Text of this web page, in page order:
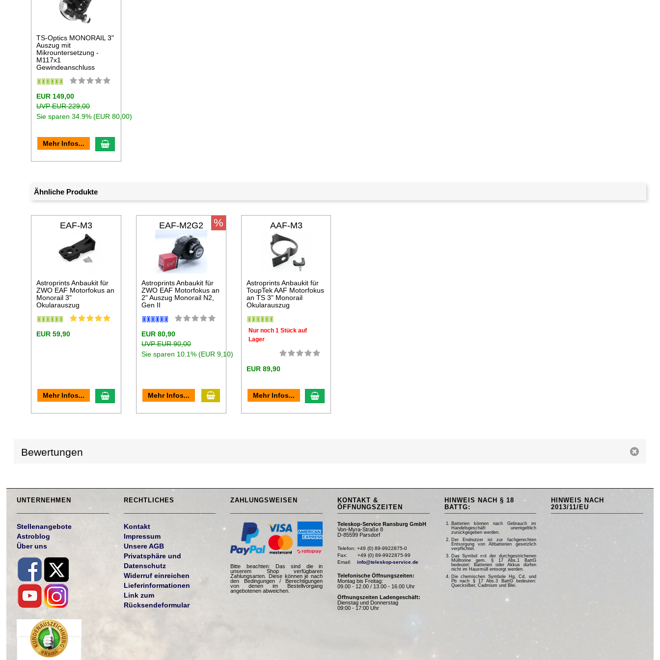
TS-Optics MONORAIL 3"
Auszug mit
Mikrountersetzung -
M117x1
Gewindeanschluss
EUR 149,00
UVP EUR 229,00
Sie sparen 34.9% (EUR 80,00)
Mehr Infos... In den Warenkorb
Ähnliche Produkte
EAF-M3
Astroprints Anbaukit für
ZWO EAF Motorfokus an
Monorail 3"
Okularauszug
EUR 59,90
Mehr Infos... In den Warenkorb
EAF-M2G2
Astroprints Anbaukit für
ZWO EAF Motorfokus an
2" Auszug Monorail N2,
Gen II
EUR 80,90
UVP EUR 90,00
Sie sparen 10.1% (EUR 9,10)
Mehr Infos... In den Warenkorb
% AAF-M3
Astroprints Anbaukit für
ToupTek AAF Motorfokus
an TS 3" Monorail
Okularauszug
Nur noch 1 Stück auf
Lager
EUR 89,90
Mehr Infos... In den Warenkorb
Bewertungen
UNTERNEHMEN
Stellenangebote
Astroblog
Über uns
RECHTLICHES
Kontakt
Impressum
Unsere AGB
Privatsphäre und
Datenschutz
Widerruf einreichen
Lieferinformationen
Link zum
Rücksendeformular
ZAHLUNGSWEISEN
Bitte beachten: Das sind die in
unserem Shop verfügbaren
Zahlungsarten. Diese können je nach
den Bedingungen / Berechtigungen
von denen im Bestellvorgang
angebotenen abweichen.
KONTAKT &
ÖFFNUNGSZEITEN
Teleskop-Service Ransburg GmbH
Von-Myra-Straße 8
D-85599 Parsdorf
Telefon: +49 (0) 89-9922875-0
Fax:       +49 (0) 89-9922875-99
Email: info@teleskop-service.de
Telefonische Öffnungszeiten:
Montag bis Freitag:
09.00 - 12.00 / 13.00 - 16.00 Uhr
Öffnungszeiten Ladengeschäft:
Dienstag und Donnerstag
09:00 - 17:00 Uhr
HINWEIS NACH § 18
BATTG:
Batterien können nach Gebrauch im
Handelsgeschäft unentgeltlich
zurückgegeben werden.
Der Endnutzer ist zur fachgerechten
Entsorgung von Altbatterien gesetzlich
verpflichtet.
Das Symbol mit der durchgestrichenen
Mülltonne gem. § 17 Abs.1 BattG
bedeutet: Batterien oder Akkus dürfen
nicht im Hausmüll entsorgt werden.
Die chemischen Symbole Hg, Cd, und
Pb nach § 17 Abs.3 BattG bedeuten:
Quecksilber, Cadmium und Blei.
HINWEIS NACH
2013/11/EU